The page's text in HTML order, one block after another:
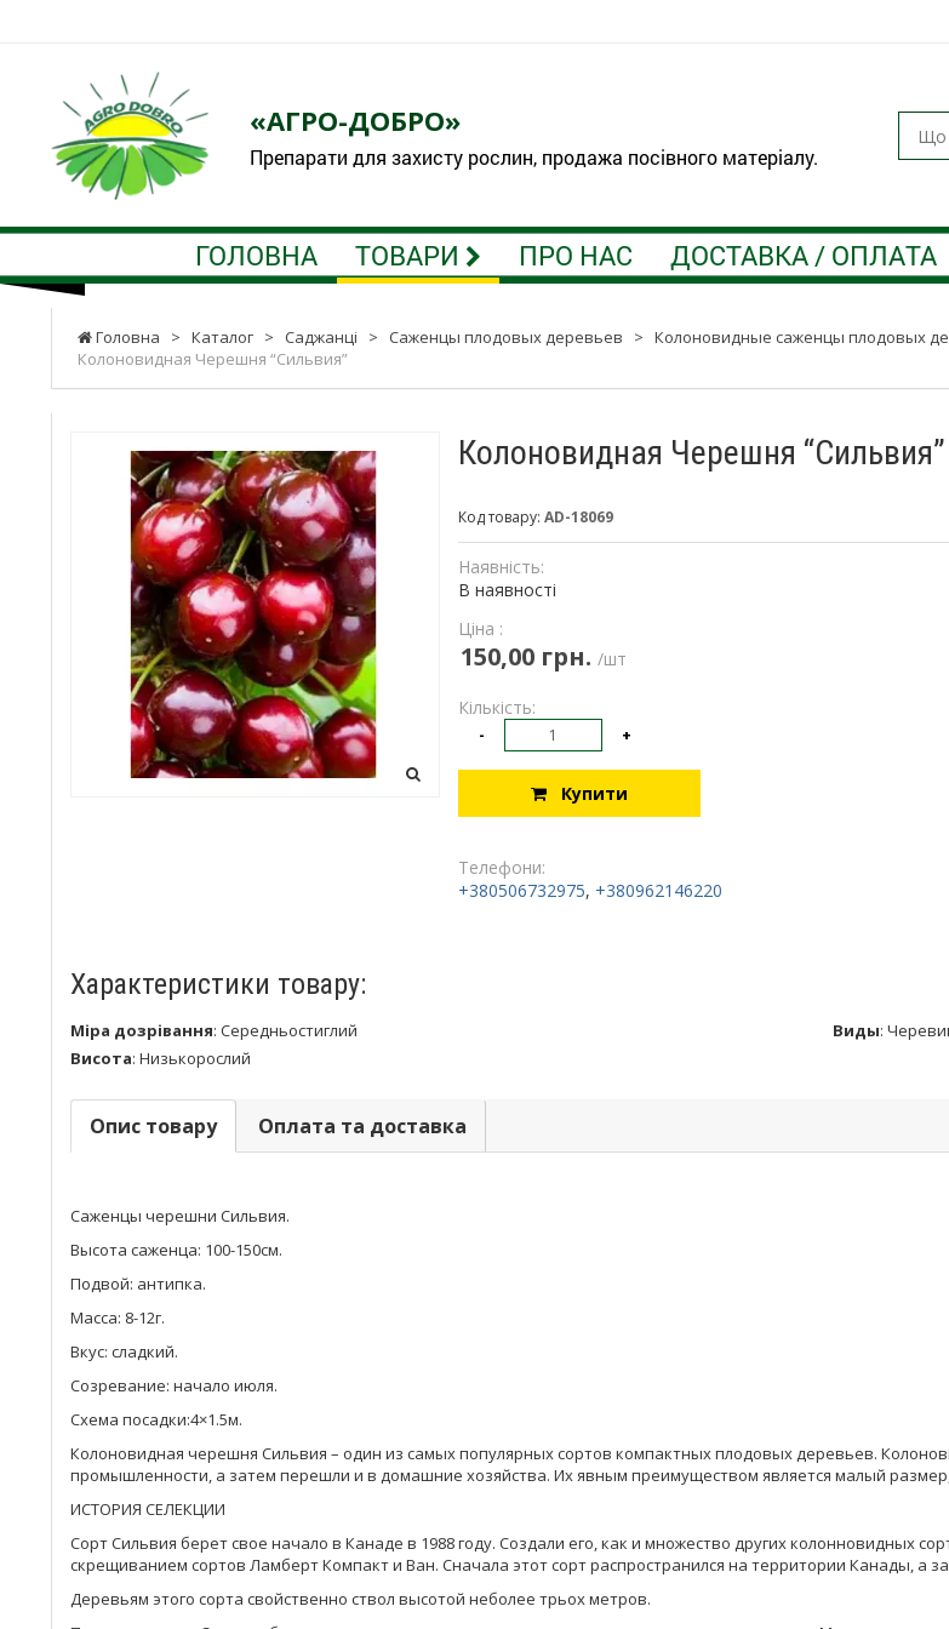
«АГРО-ДОБРО»
Препарати для захисту рослин, продажа посівного матеріалу.
ГОЛОВНА ТОВАРИ ПРО НАС ДОСТАВКА / ОПЛАТА
Головна > Каталог > Саджанці > Саженцы плодовых деревьев > Колоновидные саженцы плодовых
Колоновидная Черешня “Сильвия”
Колоновидная Черешня “Сильвия”
Код товару: AD-18069
Наявність:
В наявності
Ціна :
150,00 грн. /шт
Кількість:
- +
Купити
Телефони:
+380506732975, +380962146220
Характеристики товару:
Міра дозрівання: Середньостиглий Виды:
Висота: Низькорослий
Опис товару Оплата та доставка
Саженцы черешни Сильвия.
Высота саженца: 100-150см.
Подвой: антипка.
Масса: 8-12г.
Вкус: сладкий.
Созревание: начало июля.
Схема посадки:4×1.5м.
Колоновидная черешня Сильвия – один из самых популярных сортов компактных плодовых деревьев.
промышленности, а затем перешли и в домашние хозяйства. Их явным преимуществом является малый
ИСТОРИЯ СЕЛЕКЦИИ
Сорт Сильвия берет свое начало в Канаде в 1988 году. Создали его, как и множество других колонновидных
скрещиванием сортов Ламберт Компакт и Ван. Сначала этот сорт распространился на территории Канады, а
Деревьям этого сорта свойственно ствол высотой неболее трьох метров.